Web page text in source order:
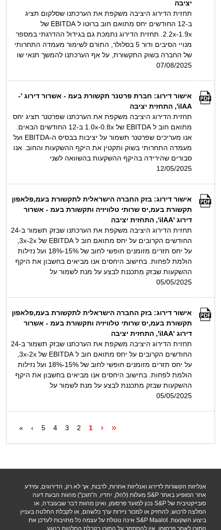
יציבה
תחזית הדירוג היציבה משקפת את הערכתנו שסלקום תציג
ב-12 החודשים יחס מתואם חוב ברוטו ל EBITDA של
1.9x‏-‏2.2x. תחזית הדירוג נתמכת גם בגידול ההדרגתי במספר
מנויי הסיבים ודור 5 בסלולר, התורם לשימור מעמדה התחרותי
של החברה בשוק התקשורת, על אף הערכתנו להמשך תנאי שו
07/08/2025
אישור דירוג: חברת פרטנר תקשורת בעמ - אשרור דירוג '-
ilAA', התחזית יציבה
תחזית הדירוג היציבה משקפת את הערכתנו שפרטנר תציג יחס
מתואם חוב ל EBITDA של 0.8x‏-‏1.0x ב-12 החודשים הבאים.
אנו מעריכים שפרטנר תשמור על יציבות בבסיס ה-EBITDA ועל
מעמדה התחרותי בשוק ותקטין את היקף ההשקעות והחוב. אנו
סבורים שהירידה בהיקף ההשקעות בהשוואה לשני
12/05/2025
אישור דירוג: בזק החברה הישראלית לתקשורת בעמ,פלאפון
תקשורת בעמ,יס שרותי טלוויזיה ותקשורת בעמ - אשרור
דירוג 'ilAA', התחזית יציבה
תחזית הדירוג היציבה משקפת את הערכתנו שבזק תשמור ב-24
על יחס תזרים מזומנים חופשי לחוב של 15%-18% ועל נזילות
הולמת לפחות. בחישוב היחסים אנו מביאים בחשבון את היקף
ההשקעות שבזק מתכננת לבצע על מנת לשמור על
05/05/2025
אישור דירוג: בזק החברה הישראלית לתקשורת בעמ,פלאפון
תקשורת בעמ,יס שרותי טלוויזיה ותקשורת בעמ - אשרור
דירוג 'ilAA', התחזית יציבה
תחזית הדירוג היציבה משקפת את הערכתנו שבזק תשמור ב-24
על יחס תזרים מזומנים חופשי לחוב של 15%-18% ועל נזילות
הולמת לפחות. בחישוב היחסים אנו מביאים בחשבון את היקף
ההשקעות שבזק מתכננת לבצע על מנת לשמור על
05/05/2025
«
‹
1
2
3
4
5
›
»
אנליזות הקשורות לדירוג ואנליזות אחרות, לרבות, אך לא רק, הדירוגים, ומידע
אחר המופיע באתר S&P מעלות (להלן, יחדיו, ה"תוכן") מהוות הבעת דעה
סובייקטיבית של S&P נכון למועד פרסומן, ואינן מהוות דבר שבעובדה, או
המלצה לרכוש, להחזיק או למכור ניירות ערך כלשהם, או לקבלת החלטה בעניין
ביצוע השקעות. S&P Maalot אינה נוטלת על עצמה כל מחויבות לעדכן את
התוכן לאחר פרסומו. אין להסתמך על התוכן בקבלת החלטות בנוגע